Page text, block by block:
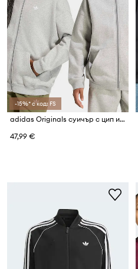
-15%* с код: FS
adidas Originals суичър с цип и качулка за деца с памук
47,99 €